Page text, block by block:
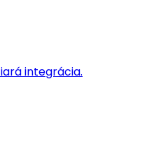
integrácia.